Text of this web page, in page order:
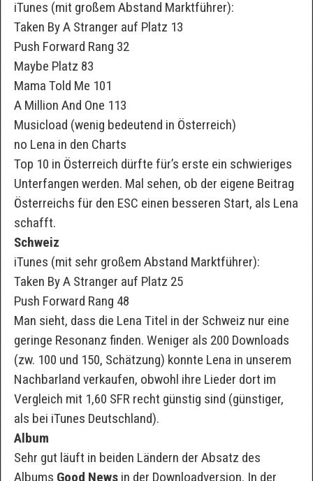
iTunes (mit großem Abstand Marktführer):
Taken By A Stranger auf Platz 13
Push Forward Rang 32
Maybe Platz 83
Mama Told Me 101
A Million And One 113
Musicload (wenig bedeutend in Österreich)
no Lena in den Charts
Top 10 in Österreich dürfte für’s erste ein schwieriges
Unterfangen werden. Mal sehen, ob der eigene Beitrag
Österreichs für den ESC einen besseren Start, als Lena
schafft.
Schweiz
iTunes (mit sehr großem Abstand Marktführer):
Taken By A Stranger auf Platz 25
Push Forward Rang 48
Man sieht, dass die Lena Titel in der Schweiz nur eine
geringe Resonanz finden. Weniger als 200 Downloads
(zw. 100 und 150, Schätzung) konnte Lena in unserem
Nachbarland verkaufen, obwohl ihre Lieder dort im
Vergleich mit 1,60 SFR recht günstig sind (günstiger,
als bei iTunes Deutschland).
Album
Sehr gut läuft in beiden Ländern der Absatz des
Albums Good Newsin der Downloadversion. In der